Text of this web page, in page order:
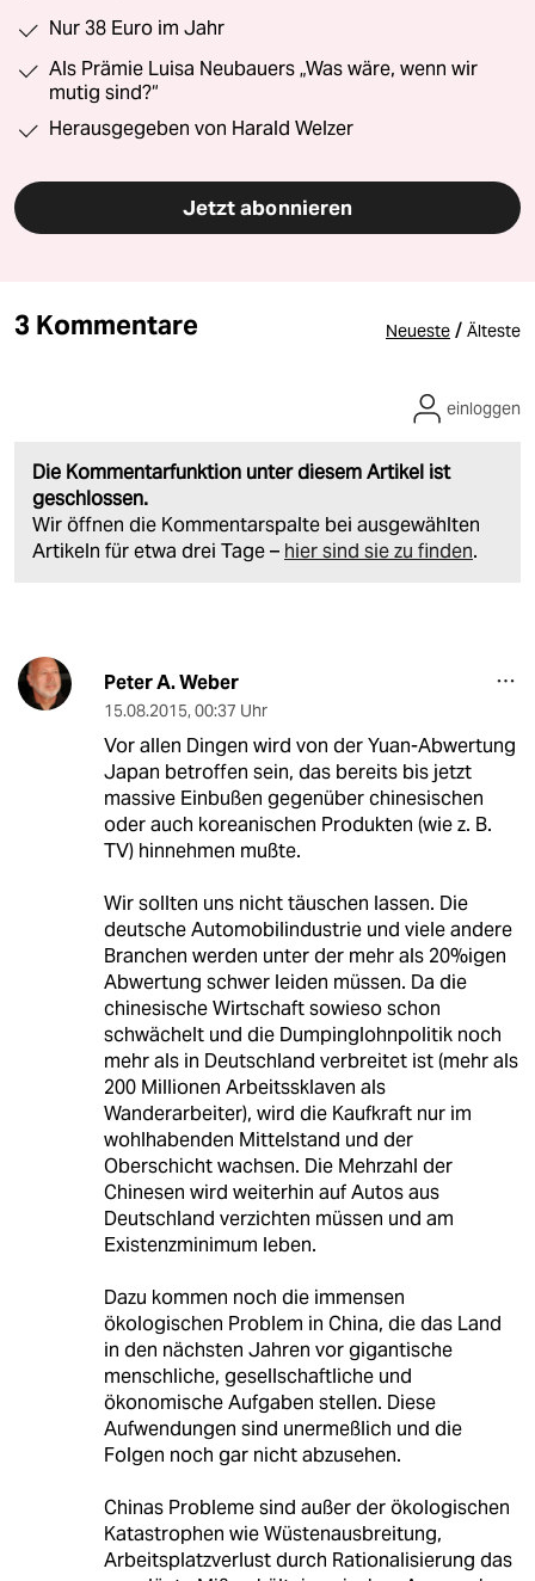
Nur 38 Euro im Jahr
Als Prämie Luisa Neubauers „Was wäre, wenn wir
mutig sind?“
Herausgegeben von Harald Welzer
Jetzt abonnieren
3 Kommentare Neueste / Älteste
Die Kommentarfunktion unter diesem Artikel ist
geschlossen.
Wir öffnen die Kommentarspalte bei ausgewählten
Artikeln für etwa drei Tage – hier sind sie zu finden.
einloggen
Peter A. Weber
15.08.2015, 00:37 Uhr
Vor allen Dingen wird von der Yuan-Abwertung
Japan betroffen sein, das bereits bis jetzt
massive Einbußen gegenüber chinesischen
oder auch koreanischen Produkten (wie z. B.
TV) hinnehmen mußte.
Wir sollten uns nicht täuschen lassen. Die
deutsche Automobilindustrie und viele andere
Branchen werden unter der mehr als 20%igen
Abwertung schwer leiden müssen. Da die
chinesische Wirtschaft sowieso schon
schwächelt und die Dumpinglohnpolitik noch
mehr als in Deutschland verbreitet ist (mehr als
200 Millionen Arbeitssklaven als
Wanderarbeiter), wird die Kaufkraft nur im
wohlhabenden Mittelstand und der
Oberschicht wachsen. Die Mehrzahl der
Chinesen wird weiterhin auf Autos aus
Deutschland verzichten müssen und am
Existenzminimum leben.
Dazu kommen noch die immensen
ökologischen Problem in China, die das Land
in den nächsten Jahren vor gigantische
menschliche, gesellschaftliche und
ökonomische Aufgaben stellen. Diese
Aufwendungen sind unermeßlich und die
Folgen noch gar nicht abzusehen.
Chinas Probleme sind außer der ökologischen
Katastrophen wie Wüstenausbreitung,
Arbeitsplatzverlust durch Rationalisierung das